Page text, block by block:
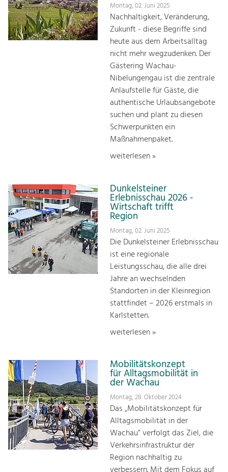
Montag, 02. Juni 2025
Nachhaltigkeit, Veränderung,
Zukunft - diese Begriffe sind
heute aus dem Arbeitsalltag
nicht mehr wegzudenken. Der
Gästering Wachau-
Nibelungengau ist die zentrale
Anlaufstelle für Gäste, die
authentische Urlaubsangebote
suchen und plant zu diesen
Schwerpunkten ein
Maßnahmenpaket.
weiterlesen »
Dunkelsteiner
Erlebnisschau 2026 -
Wirtschaft trifft
Region
Montag, 02. Juni 2025
Die Dunkelsteiner Erlebnisschau
ist eine regionale
Leistungsschau, die alle drei
Jahre an wechselnden
Standorten in der Kleinregion
stattfindet – 2026 erstmals in
Karlstetten.
weiterlesen »
Mobilitätskonzept
für Alltagsmobilität in
der Wachau
Montag, 28. Oktober 2024
Das „Mobilitätskonzept für
Alltagsmobilität in der
Wachau“ verfolgt das Ziel, die
Verkehrsinfrastruktur der
Region nachhaltig zu